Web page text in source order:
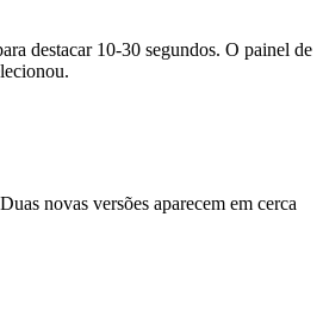
destacar 10-30 segundos. O painel de
novas versões aparecem em cerca